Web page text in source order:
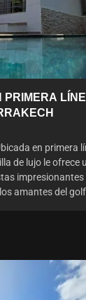
en primera
de lujo le ofrece
impresionantes
amantes del